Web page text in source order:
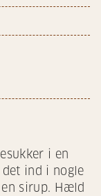
i en
ind i nogle
sirup. Hæld